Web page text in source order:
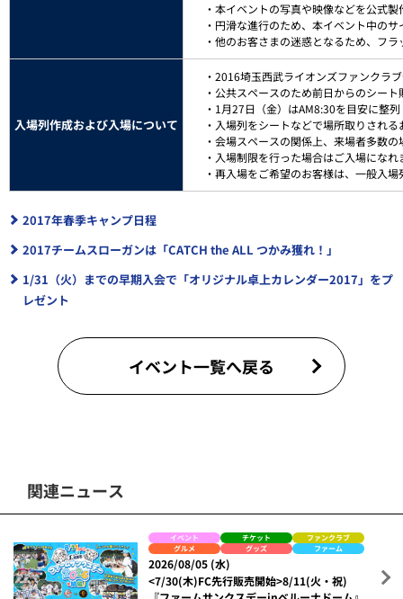
・本イベントの写真や映像などを公式
・円滑な進行のため、本イベント中の
・他のお客さまの迷惑となるため、フ
入場列作成および入場について
・2016埼玉西武ライオンズファンクラ
・公共スペースのため前日からのシー
・1月27日（金）はAM8:30を目安に整
・入場列をシートなどで場所取りされ
・会場スペースの関係上、来場者多数
・入場制限を行った場合はご入場にな
・再入場をご希望のお客様は、一般入
2017年春季キャンプ日程
2017チームスローガンは「CATCH the ALL つかみ獲れ！」
1/31（火）までの早期入会で「オリジナル卓上カレンダー2017」をプ
レゼント
イベント一覧へ戻る
関連ニュース
イベント チケット
ファンクラブ
グルメ
グッズ ファーム
2026/08/05 (水)
<7/30(木)FC先行販売開始>8/11(火・祝)